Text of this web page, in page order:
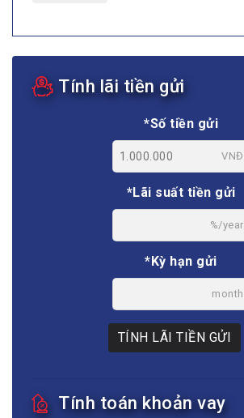
Tính lãi tiền gửi
*Số tiền gửi
VNĐ
*Lãi suất tiền gửi
%/year
*Kỳ hạn gửi
month
TÍNH LÃI TIỀN GỬI
Tính toán khoản vay